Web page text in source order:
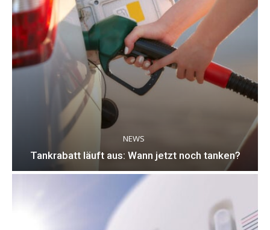
NEWS
Tankrabatt läuft aus: Wann jetzt noch tanken?